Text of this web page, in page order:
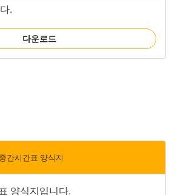
.
다운로드
간시간표 양식지
양식지입니다.